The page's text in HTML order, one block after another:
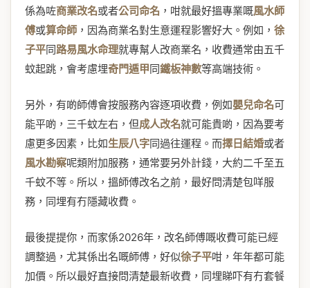
係為咗商業改名或者公司命名 ，咁就最好搵專業嘅風水師
傅或算命師 ，因為商業名對生意運程影響好大。例如， 徐
子平同路易風水命理就專幫人改商業名，收費通常由五千
蚊起跳，會考慮埋奇門遁甲同鐵板神數等高端技術。
另外，有啲師傅會按服務內容逐項收費，例如嬰兒命名可
能平啲，三千蚊左右，但成人改名就可能貴啲，因為要考
慮更多因素，比如生辰八字同過往運程。而擇日結婚或者
風水勘察呢類附加服務，通常要另外計錢，大約二千至五
千蚊不等。所以，搵師傅改名之前，最好問清楚包咩服
務，同埋有冇隱藏收費。
最後提提你，而家係2026年，改名師傅嘅收費可能已經
調整過，尤其係出名嘅師傅，好似徐子平咁，年年都可能
加價。所以最好直接問清楚最新收費，同埋睇吓有冇套餐